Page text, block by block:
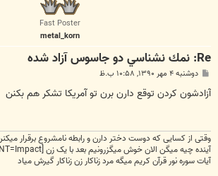
Fast Poster
metal_korn
Re: نمك نشناسي دو جاسوس آزاد شده
پ
ت
دوشنبه ۴ مهر ۱۳۹۰, ۱۰:۵۸ ب.ظ
آزادشون کردن توقع دارن برن تو آمریکا تشکر هم بکنن
وقتی از کسایی که دوست دختر دارن و رابطه نامشروع برقرار
آینده چیه میگن الان خوش میگزرونیم بعد با یک زن [FONT=Impact]
آیات سوره نور قرآن کریم میگه مرد زناکار زن زناکار گیرش میاد